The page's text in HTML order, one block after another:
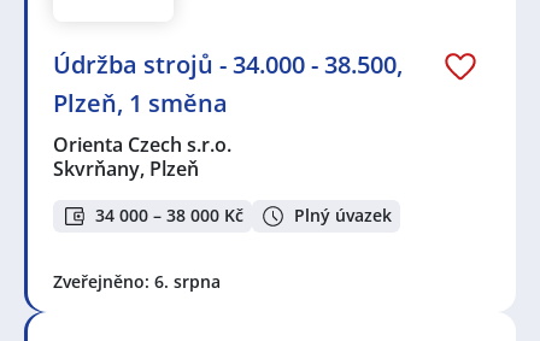
Údržba strojů - 34.000 - 38.500,
Plzeň, 1 směna
Orienta Czech s.r.o.
Skvrňany, Plzeň
34 000 – 38 000 Kč Plný úvazek
Zveřejněno: 6. srpna